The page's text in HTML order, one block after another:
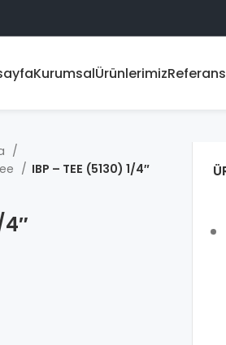
KurumsalÜrünlerimiz
IBP – TEE (5130) 1/4″
4″